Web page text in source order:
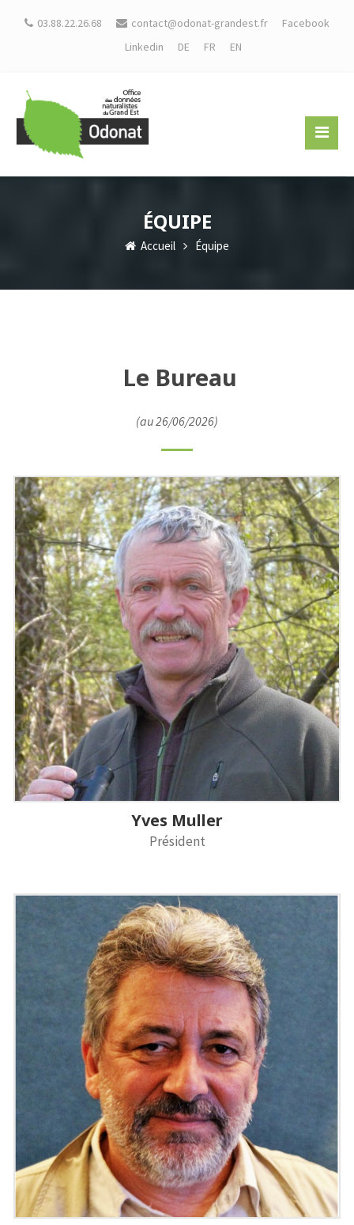
03.88.22.26.68 contact@odonat-grandest.fr
Facebook
Linkedin
DE FR EN
ÉQUIPE
Accueil Équipe
Le Bureau
(au 26/06/2026)
Yves Muller
Président